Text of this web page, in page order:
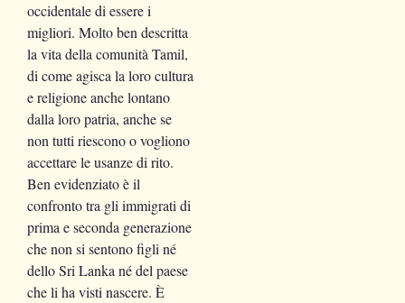
occidentale di essere i
migliori. Molto ben descritta
la vita della comunità Tamil,
di come agisca la loro cultura
e religione anche lontano
dalla loro patria, anche se
non tutti riescono o vogliono
accettare le usanze di rito.
Ben evidenziato è il
confronto tra gli immigrati di
prima e seconda generazione
che non si sentono figli né
dello Sri Lanka né del paese
che li ha visti nascere. È